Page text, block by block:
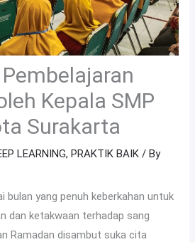
Kepala SMP
Surakarta
LEARNING,PRAKTIK BAIK / By
bulan yang penuh keberkahan untuk
dan ketakwaan terhadap sang
Ramadan disambut suka cita